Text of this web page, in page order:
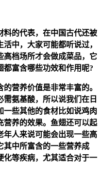
料的代表，在中国古代还被
中，大家可能都听说过，
高档场所才会做成菜品，它
都富含哪些功效和作用呢?
营养价值是非常丰富的。
氨基酸，所以说我们在日
一些其他的食材比如说鸡肉
营养的效果。鱼翅还可以起
年人来说可能会出现一些高
其中所富含的一些营养成
化等疾病，尤其适合对于一